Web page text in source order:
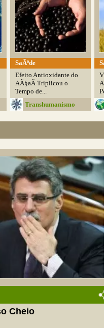
SaÃºde
Efeito Antioxidante do
AÃ§aÃ­ Triplicou o
Tempo de...
Transhumanismo
Cheio